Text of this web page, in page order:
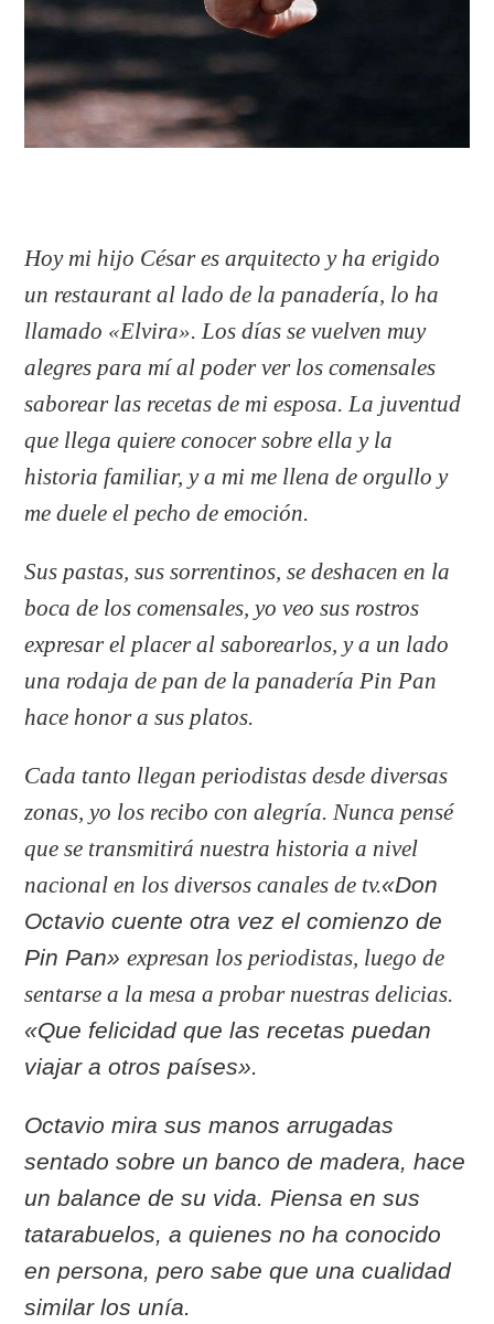
Hoy mi hijo César es arquitecto y ha erigido
un restaurant al lado de la panadería, lo ha
llamado «Elvira». Los días se vuelven muy
alegres para mí al poder ver los comensales
saborear las recetas de mi esposa. La juventud
que llega quiere conocer sobre ella y la
historia familiar, y a mi me llena de orgullo y
me duele el pecho de emoción.
Sus pastas, sus sorrentinos, se deshacen en la
boca de los comensales, yo veo sus rostros
expresar el placer al saborearlos, y a un lado
una rodaja de pan de la panadería Pin Pan
hace honor a sus platos.
Cada tanto llegan periodistas desde diversas
zonas, yo los recibo con alegría. Nunca pensé
que se transmitirá nuestra historia a nivel
nacional en los diversos canales de tv.«Don
Octavio cuente otra vez el comienzo de
Pin Pan» expresan los periodistas, luego de
sentarse a la mesa a probar nuestras delicias.
«Que felicidad que las recetas puedan
viajar a otros países».
Octavio mira sus manos arrugadas
sentado sobre un banco de madera, hace
un balance de su vida. Piensa en sus
tatarabuelos, a quienes no ha conocido
en persona, pero sabe que una cualidad
similar los unía.